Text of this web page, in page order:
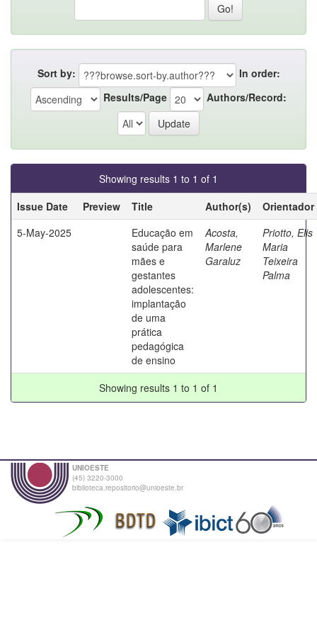
Sort by:
In order:
Results/Page
Authors/Record:
Showing results 1 to 1 of 1
Issue Date
Preview Title Author(s)
Orientador
5-May-2025
Educação em
saúde para
mães e
gestantes
adolescentes:
implantação
de uma
prática
pedagógica
de ensino
Acosta,
Marlene
Garaluz
Priotto, Elis
Maria
Teixeira
Palma
Showing results 1 to 1 of 1
UNIOESTE
(45) 3220-3000
biblioteca.repositorio@unioeste.br